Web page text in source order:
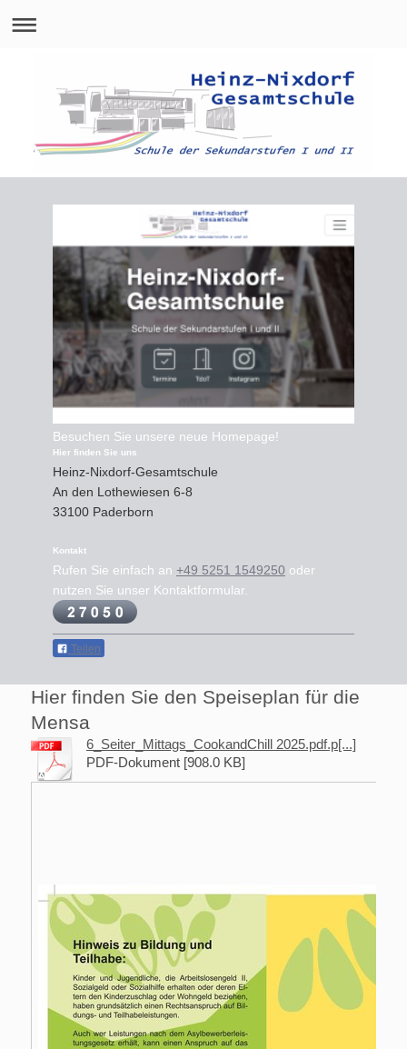
Besuchen Sie unsere neue Homepage!
Hier finden Sie uns
Heinz-Nixdorf-Gesamtschule
An den Lothewiesen 6-8
33100 Paderborn
Kontakt
Rufen Sie einfach an +49 5251 1549250 oder
nutzen Sie unser Kontaktformular.
Teilen
Hier finden Sie den Speiseplan für die
Mensa
6_Seiter_Mittags_CookandChill 2025.pdf.p[...]
PDF-Dokument [908.0 KB]